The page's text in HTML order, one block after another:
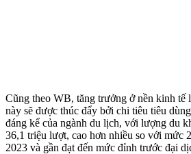
Cũng theo WB, tăng trưởng ở nền kinh
này sẽ được thúc đẩy bởi chi tiêu tiêu
đáng kể của ngành du lịch, với lượng du
36,1 triệu lượt, cao hơn nhiều so với mức
2023 và gần đạt đến mức đỉnh trước đại